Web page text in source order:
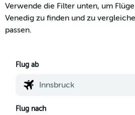
Verwende die Filter unten, um
Venedig zu finden und zu
passen.
Flug ab
Flug nach